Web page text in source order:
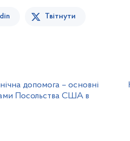
Твітнути
допомога – основні
Посольства США в